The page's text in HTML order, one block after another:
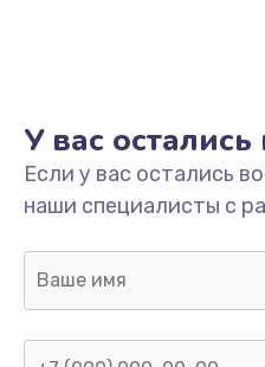
Не
Нет
800
У вас
Если у вас остались
наши специалисты с